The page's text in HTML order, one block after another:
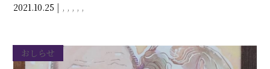
2021.10.25 | , , , , ,
おしらせ